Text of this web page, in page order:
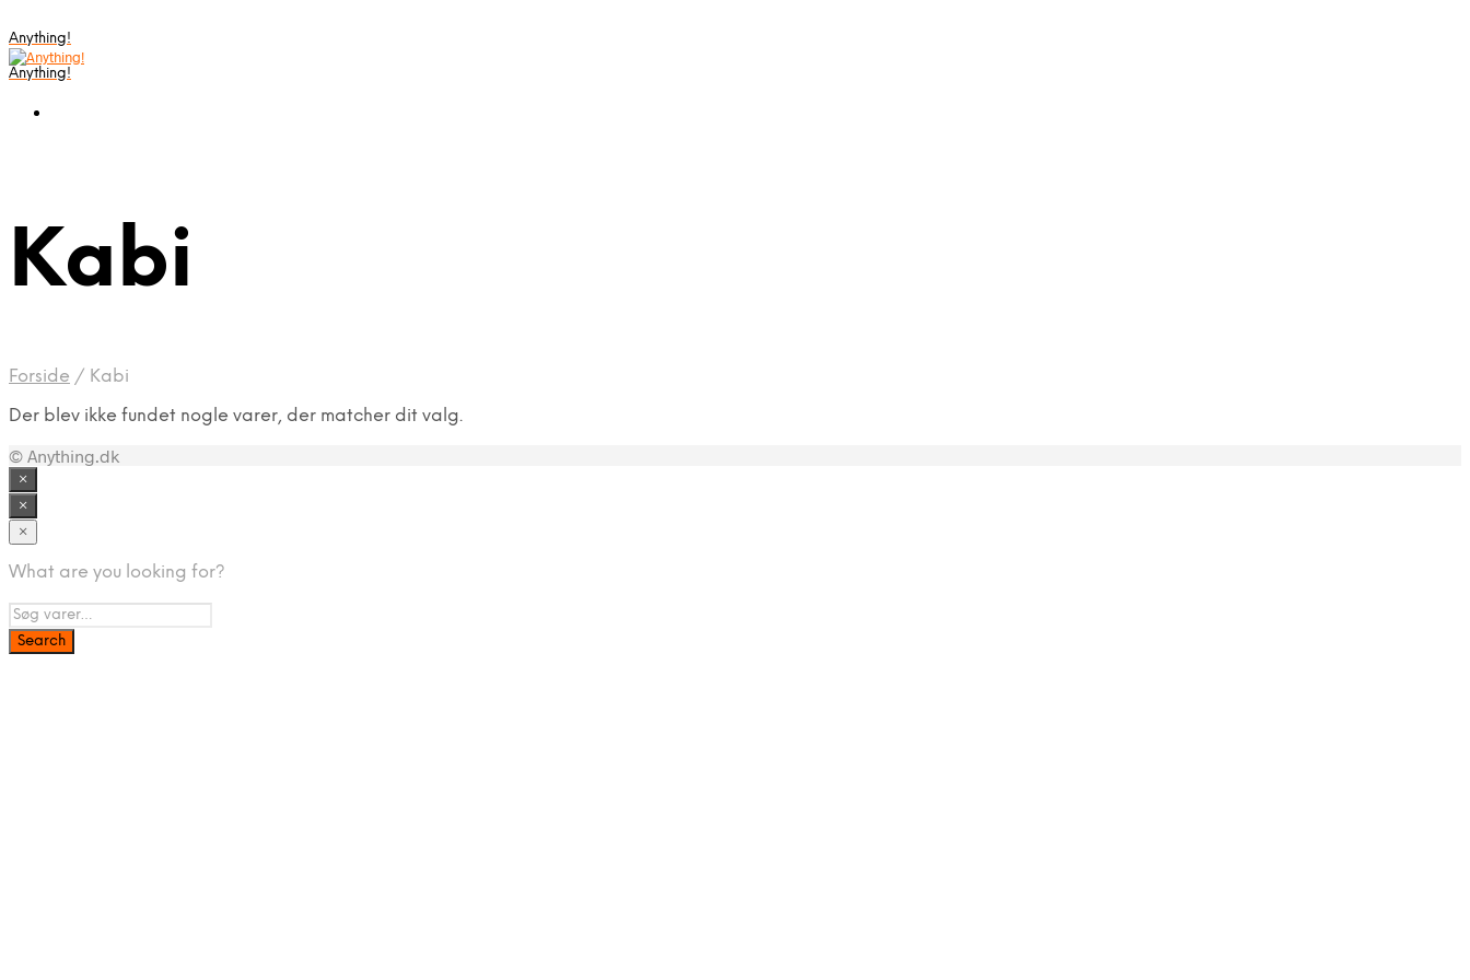
Anything!
Anything!
Kabi
Forside / Kabi
Der blev ikke fundet nogle varer, der matcher dit valg.
© Anything.dk
×
×
×
What are you looking for?